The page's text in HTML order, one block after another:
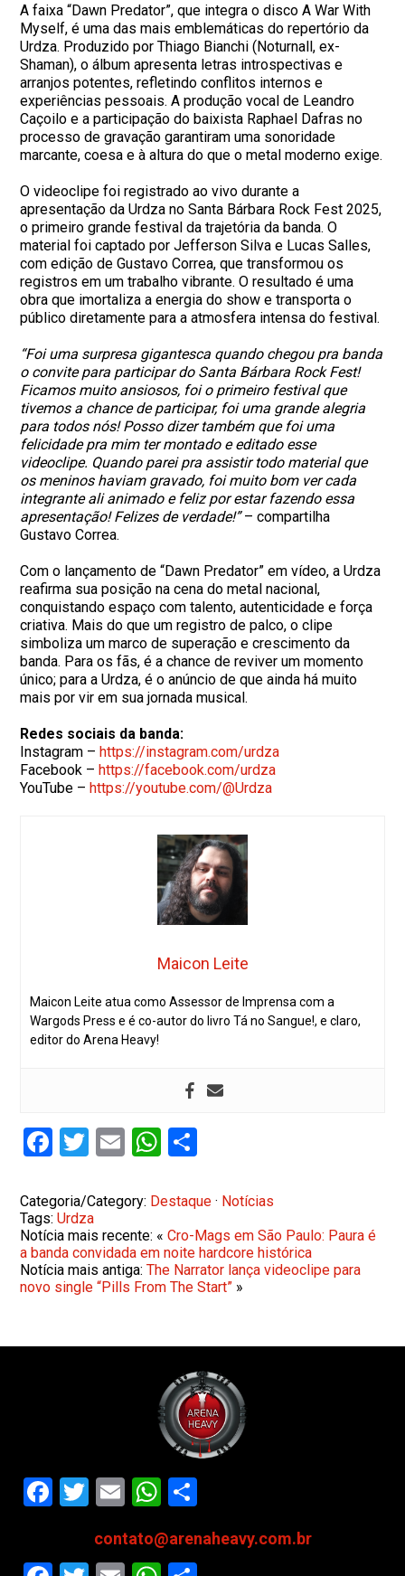
A faixa “Dawn Predator”, que integra o disco A War With
Myself, é uma das mais emblemáticas do repertório da
Urdza. Produzido por Thiago Bianchi (Noturnall, ex-
Shaman), o álbum apresenta letras introspectivas e
arranjos potentes, refletindo conflitos internos e
experiências pessoais. A produção vocal de Leandro
Caçoilo e a participação do baixista Raphael Dafras no
processo de gravação garantiram uma sonoridade
marcante, coesa e à altura do que o metal moderno exige.
O videoclipe foi registrado ao vivo durante a
apresentação da Urdza no Santa Bárbara Rock Fest 2025,
o primeiro grande festival da trajetória da banda. O
material foi captado por Jefferson Silva e Lucas Salles,
com edição de Gustavo Correa, que transformou os
registros em um trabalho vibrante. O resultado é uma
obra que imortaliza a energia do show e transporta o
público diretamente para a atmosfera intensa do festival.
“Foi uma surpresa gigantesca quando chegou pra banda
o convite para participar do Santa Bárbara Rock Fest!
Ficamos muito ansiosos, foi o primeiro festival que
tivemos a chance de participar, foi uma grande alegria
para todos nós! Posso dizer também que foi uma
felicidade pra mim ter montado e editado esse
videoclipe. Quando parei pra assistir todo material que
os meninos haviam gravado, foi muito bom ver cada
integrante ali animado e feliz por estar fazendo essa
apresentação! Felizes de verdade!”– compartilha
Gustavo Correa.
Com o lançamento de “Dawn Predator” em vídeo, a Urdza
reafirma sua posição na cena do metal nacional,
conquistando espaço com talento, autenticidade e força
criativa. Mais do que um registro de palco, o clipe
simboliza um marco de superação e crescimento da
banda. Para os fãs, é a chance de reviver um momento
único; para a Urdza, é o anúncio de que ainda há muito
mais por vir em sua jornada musical.
Redes sociais da banda:
Instagram –https://instagram.com/urdza
Facebook –https://facebook.com/urdza
YouTube –https://youtube.com/@Urdza
Maicon Leite
Maicon Leite atua como Assessor de Imprensa com a
Wargods Press e é co-autor do livro Tá no Sangue!, e claro,
editor do Arena Heavy!
Facebook
Twitter
EmailWhatsApp
Categoria/Category: Destaque · Notícias
Tags:Urdza
Notícia mais recente: «Cro-Mags em São Paulo: Paura é
a banda convidada em noite hardcore histórica
Notícia mais antiga:The Narrator lança videoclipe para
novo single “Pills From The Start” »
Facebook
Twitter
EmailWhatsApp
contato@arenaheavy.com.br